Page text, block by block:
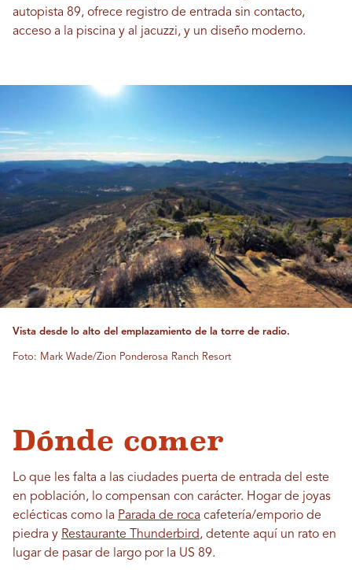
autopista 89, ofrece registro de entrada sin contacto,
acceso a la piscina y al jacuzzi, y un diseño moderno.
Vista desde lo alto del emplazamiento de la torre de radio.
Foto: Mark Wade/Zion Ponderosa Ranch Resort
Dónde comer
Lo que les falta a las ciudades puerta de entrada del este
en población, lo compensan con carácter. Hogar de joyas
eclécticas como la Parada de roca cafetería/emporio de
piedra y Restaurante Thunderbird, detente aquí un rato en
lugar de pasar de largo por la US 89.